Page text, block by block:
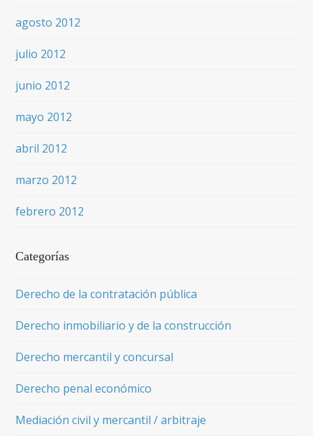
agosto 2012
julio 2012
junio 2012
mayo 2012
abril 2012
marzo 2012
febrero 2012
Categorías
Derecho de la contratación pública
Derecho inmobiliario y de la construcción
Derecho mercantil y concursal
Derecho penal económico
Mediación civil y mercantil / arbitraje